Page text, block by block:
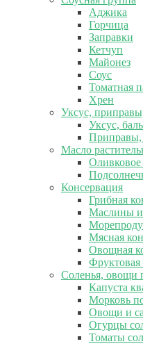
Аджика
Горчица
Заправки
Кетчуп
Майонез
Соус
Томатная
Хрен
Уксус,
Уксус,
Приправы,
Масло
Оливковое
Консервация
Грибная
Маслины
Мясная
Овощная
Фруктовая
Соленья, овощи
Капуста
Морковь
Овощи и
Огурцы
Томаты